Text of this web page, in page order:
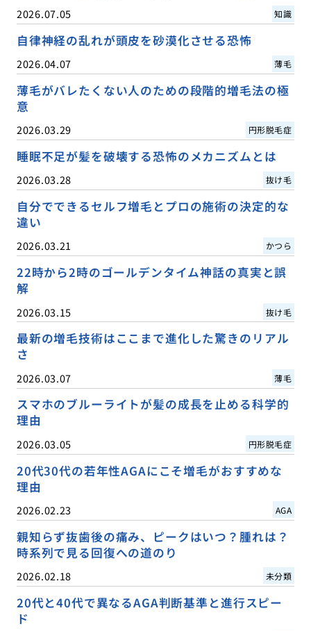
2026.07.05 知識
自律神経の乱れが頭皮を砂漠化させる恐怖
2026.04.07 薄毛
薄毛がバレたくない人のための段階的増毛法の極
意
2026.03.29 円形脱毛症
睡眠不足が髪を破壊する恐怖のメカニズムとは
2026.03.28 抜け毛
自分でできるセルフ増毛とプロの施術の決定的な
違い
2026.03.21 かつら
22時から2時のゴールデンタイム神話の真実と誤
解
2026.03.15 抜け毛
最新の増毛技術はここまで進化した驚きのリアル
さ
2026.03.07 薄毛
スマホのブルーライトが髪の成長を止める科学的
理由
2026.03.05 円形脱毛症
20代30代の若年性AGAにこそ増毛がおすすめな
理由
2026.02.23 AGA
親知らず抜歯後の痛み、ピークはいつ？腫れは？
時系列で見る回復への道のり
2026.02.18 未分類
20代と40代で異なるAGA判断基準と進行スピー
ド